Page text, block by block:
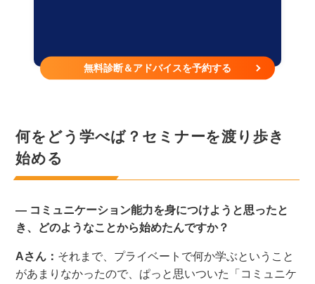
無料診断＆アドバイスを予約する
何をどう学べば？セミナーを渡り歩き
始める
― コミュニケーション能力を身につけようと思ったと
き、どのようなことから始めたんですか？
Aさん： それまで、プライベートで何か学ぶということ
があまりなかったので、ぱっと思いついた「コミュニケ